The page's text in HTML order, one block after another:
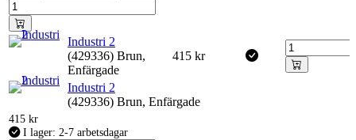
Industri 2
(429336) Brun,
Enfärgade
415 kr
Industri 2
(429336) Brun, Enfärgade
415 kr
I lager: 2-7 arbetsdagar